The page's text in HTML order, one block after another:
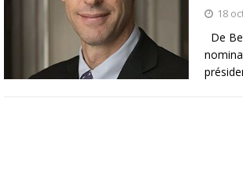
18
De